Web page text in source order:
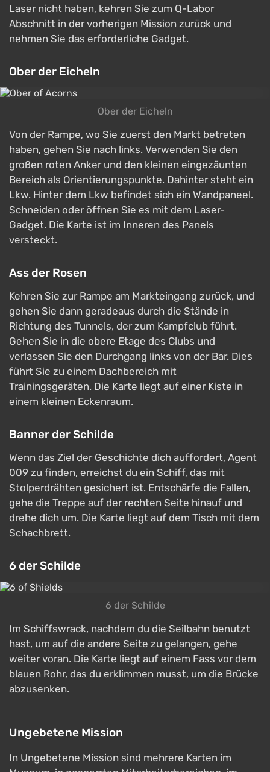
Laser nicht haben, kehren Sie zum Q-Labor
Abschnitt in der vorherigen Mission zurück und
nehmen Sie das erforderliche Gadget.
Ober der Eicheln
Ober der Eicheln
Von der Rampe, wo Sie zuerst den Markt betreten
haben, gehen Sie nach links. Verwenden Sie den
großen roten Anker und den kleinen eingezäunten
Bereich als Orientierungspunkte. Dahinter steht ein
Lkw. Hinter dem Lkw befindet sich ein Wandpaneel.
Schneiden oder öffnen Sie es mit dem Laser-
Gadget. Die Karte ist im Inneren des Panels
versteckt.
Ass der Rosen
Kehren Sie zur Rampe am Markteingang zurück, und
gehen Sie dann geradeaus durch die Stände in
Richtung des Tunnels, der zum Kampfclub führt.
Gehen Sie in die obere Etage des Clubs und
verlassen Sie den Durchgang links von der Bar. Dies
führt Sie zu einem Dachbereich mit
Trainingsgeräten. Die Karte liegt auf einer Kiste in
einem kleinen Eckenraum.
Banner der Schilde
Wenn das Ziel der Geschichte dich auffordert, Agent
009 zu finden, erreichst du ein Schiff, das mit
Stolperdrähten gesichert ist. Entschärfe die Fallen,
gehe die Treppe auf der rechten Seite hinauf und
drehe dich um. Die Karte liegt auf dem Tisch mit dem
Schachbrett.
6 der Schilde
6 der Schilde
Im Schiffswrack, nachdem du die Seilbahn benutzt
hast, um auf die andere Seite zu gelangen, gehe
weiter voran. Die Karte liegt auf einem Fass vor dem
blauen Rohr, das du erklimmen musst, um die Brücke
abzusenken.
Ungebetene Mission
In Ungebetene Mission sind mehrere Karten im